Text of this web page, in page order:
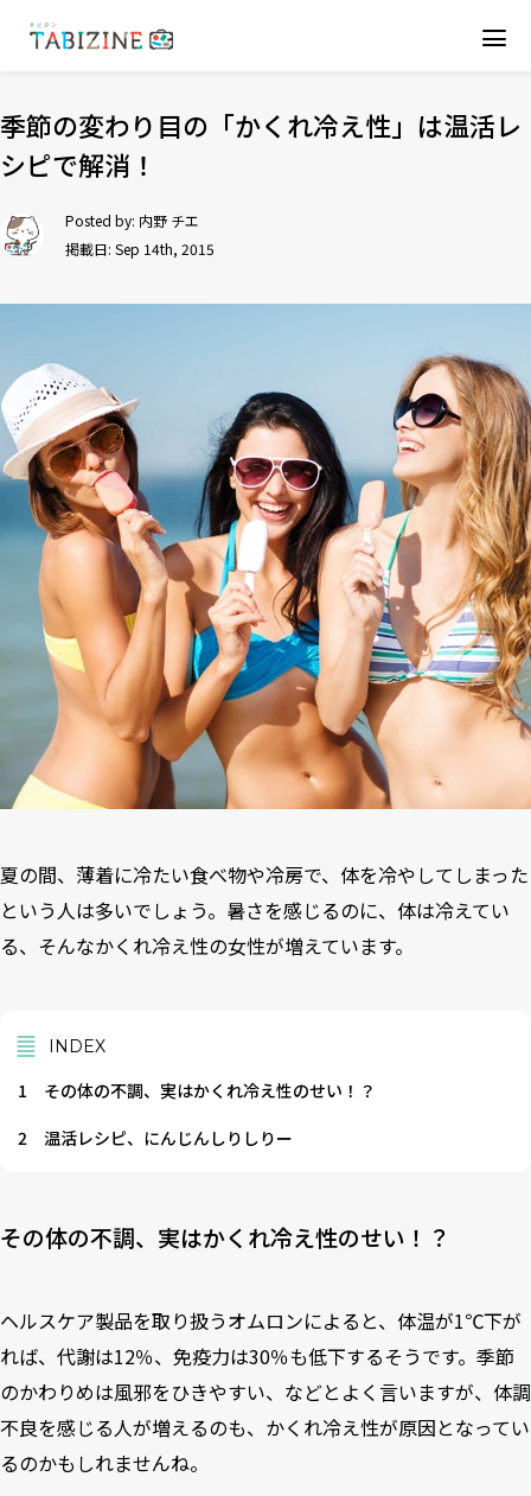
季節の変わり目の「かくれ冷え性」は温活レ
シピで解消！
Posted by: 内野 チエ
掲載日: Sep 14th, 2015
夏の間、薄着に冷たい食べ物や冷房で、体を冷やしてしまった
という人は多いでしょう。暑さを感じるのに、体は冷えてい
る、そんなかくれ冷え性の女性が増えています。
INDEX
1
その体の不調、実はかくれ冷え性のせい！？
2
温活レシピ、にんじんしりしりー
その体の不調、実はかくれ冷え性のせい！？
ヘルスケア製品を取り扱うオムロンによると、体温が1℃下が
れば、代謝は12％、免疫力は30％も低下するそうです。季節
のかわりめは風邪をひきやすい、などとよく言いますが、体調
不良を感じる人が増えるのも、かくれ冷え性が原因となってい
るのかもしれませんね。